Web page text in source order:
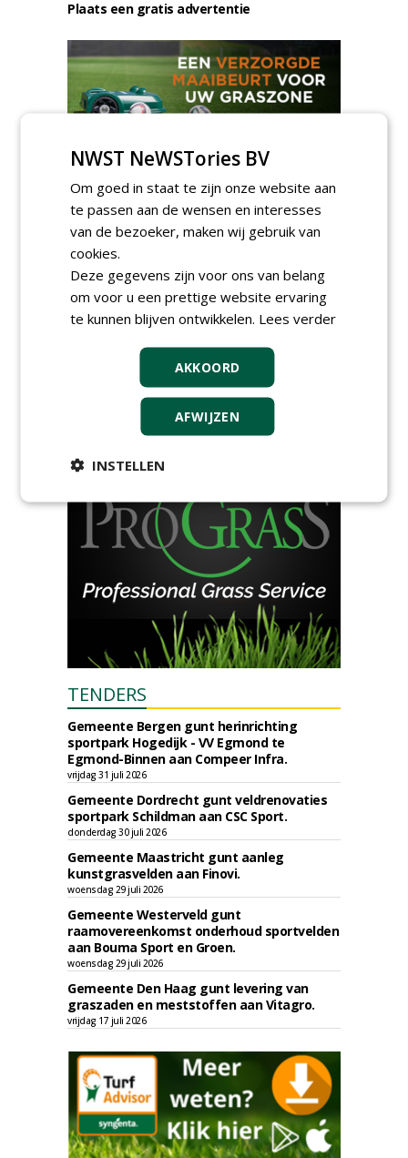
Plaats een gratis advertentie
Klankbordsessies moeten
bijdragen aan uniform
aanbesteden van duurzame
woensdag 23 september 2026
t/m dinsdag 29 september 2026
Nationale Grasdag strijkt
neer in MAC³PARK Stadion
woensdag 18 november 2026
Save the Date: Green Gala op
woensdag 2 december
woensdag 2 december 2026
TENDERS
Gemeente Bergen gunt herinrichting
sportpark Hogedijk - VV Egmond te
Egmond-Binnen aan Compeer Infra.
vrijdag 31 juli 2026
Gemeente Dordrecht gunt veldrenovaties
sportpark Schildman aan CSC Sport.
donderdag 30 juli 2026
Gemeente Maastricht gunt aanleg
kunstgrasvelden aan Finovi.
woensdag 29 juli 2026
Gemeente Westerveld gunt
raamovereenkomst onderhoud sportvelden
aan Bouma Sport en Groen.
woensdag 29 juli 2026
Gemeente Den Haag gunt levering van
graszaden en meststoffen aan Vitagro.
vrijdag 17 juli 2026
NWST NeWSTories BV
Om goed in staat te zijn onze website aan
te passen aan de wensen en interesses
van de bezoeker, maken wij gebruik van
cookies.
Deze gegevens zijn voor ons van belang
om voor u een prettige website ervaring
te kunnen blijven ontwikkelen. Lees verder
AKKOORD
AFWIJZEN
INSTELLEN